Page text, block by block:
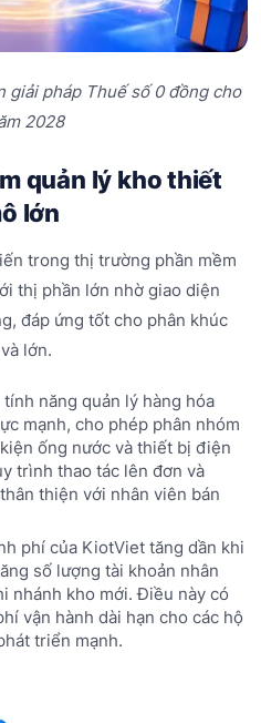
giải pháp Thuế số 0 đồng cho
2028
quản lý kho thiết
lớn
trong thị trường phần mềm
thị phần lớn nhờ giao diện
đáp ứng tốt cho phân khúc
lớn.
năng quản lý hàng hóa
mạnh, cho phép phân nhóm
ống nước và thiết bị điện
trình thao tác lên đơn và
thiện với nhân viên bán
phí của KiotViet tăng dần khi
số lượng tài khoản nhân
nhánh kho mới. Điều này có
vận hành dài hạn cho các hộ
triển mạnh.